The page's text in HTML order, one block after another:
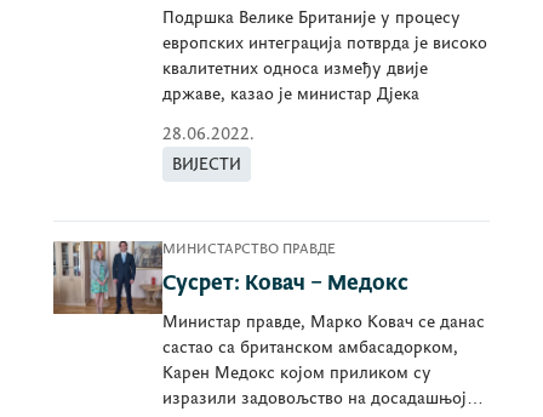
Подршка Велике Британије у процесу
европских интеграција потврда је високо
квалитетних односа између двије
државе, казао је министар Дјека
28.06.2022.
ВИЈЕСТИ
МИНИСТАРСТВО ПРАВДЕ
Сусрет: Ковач – Медокс
Министар правде, Марко Ковач се данас
састао са британском амбасадорком,
Карен Медокс којом приликом су
изразили задовољство на досадашњој